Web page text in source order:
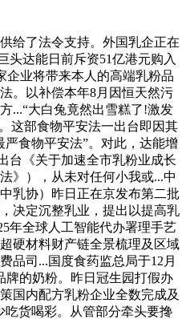
了法令支持。外国乳企正在
头达能日前斥资51亿港元购入
企业将带来本人的高端乳粉品
。以补偿本年8月因恒天然污
...“大白兔竟然出雪糕了!激发
这部食物平安法一出台即因其
食物平安法”。对此，达能增
台《关于加速全市乳粉业成长
》），从未对任何小我或...中
乳协）昨日正在京发布第二批
决定沉整乳业，提出以提高乳
年全球人工智能代办署理手艺
硬材料财产链全景梳理及区域
品司...国度食药监总局于12月
牌的奶粉。昨日冠生园打假办
国内配方乳粉企业全数完成及
吃货喝彩。从管部分牵头要搀